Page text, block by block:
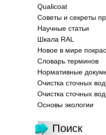
Qualicoat
Советы и секреты
Научные статьи
Шкала RAL
Новое в мире
Словарь терминов
Нормативные
Очистка сточных вод
Очистка сточных
Основы экологии
Поиск